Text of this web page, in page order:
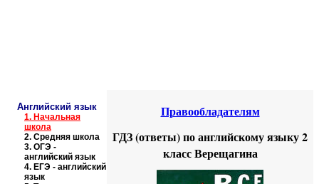
Английский язык
1. Начальная
школа
2. Средняя школа
3. ОГЭ -
английский язык
4. ЕГЭ - английский
язык
Правообладателям
ГДЗ (ответы) по английскому языку 2
класс Верещагина